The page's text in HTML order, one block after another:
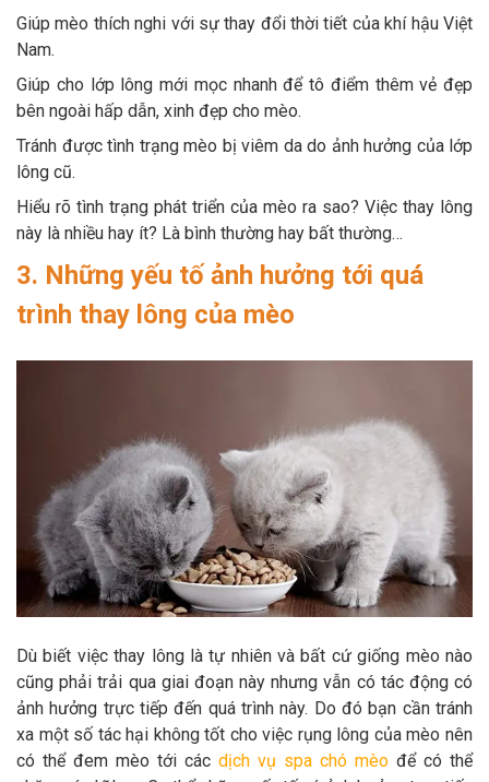
Giúp mèo thích nghi với sự thay đổi thời tiết của khí hậu Việt
Nam.
Giúp cho lớp lông mới mọc nhanh để tô điểm thêm vẻ đẹp
bên ngoài hấp dẫn, xinh đẹp cho mèo.
Tránh được tình trạng mèo bị viêm da do ảnh hưởng của lớp
lông cũ.
Hiểu rõ tình trạng phát triển của mèo ra sao? Việc thay lông
này là nhiều hay ít? Là bình thường hay bất thường…
3. Những yếu tố ảnh hưởng tới quá
trình thay lông của mèo
Dù biết việc thay lông là tự nhiên và bất cứ giống mèo nào
cũng phải trải qua giai đoạn này nhưng vẫn có tác động có
ảnh hưởng trực tiếp đến quá trình này. Do đó bạn cần tránh
xa một số tác hại không tốt cho việc rụng lông của mèo nên
có thể đem mèo tới các dịch vụ spa chó mèo để có thể